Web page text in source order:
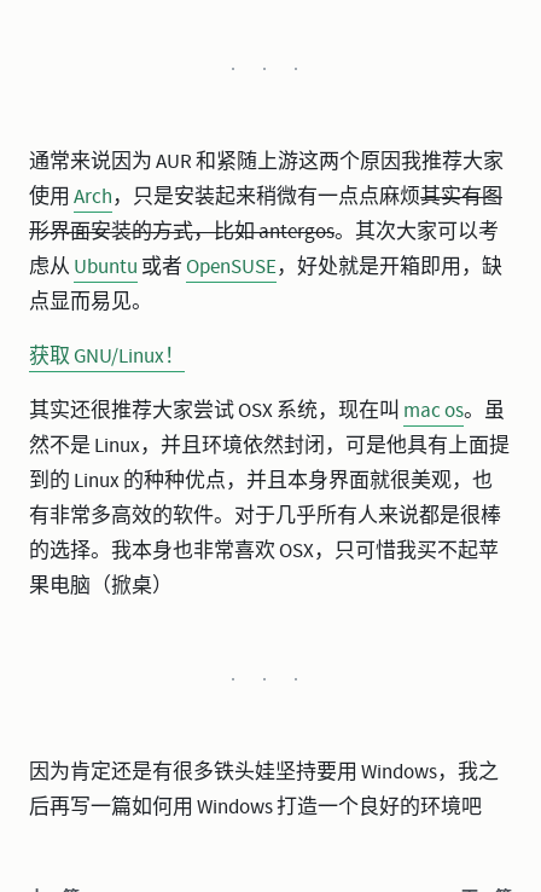
通常来说因为 AUR 和紧随上游这两个原因我推荐大家
使用 Arch，只是安装起来稍微有一点点麻烦其实有图
形界面安装的方式，比如 antergos。其次大家可以考
虑从 Ubuntu 或者OpenSUSE，好处就是开箱即用，缺
点显而易见。
获取 GNU/Linux！
其实还很推荐大家尝试 OSX 系统，现在叫 mac os。虽
然不是 Linux，并且环境依然封闭，可是他具有上面提
到的 Linux 的种种优点，并且本身界面就很美观，也
有非常多高效的软件。对于几乎所有人来说都是很棒
的选择。我本身也非常喜欢 OSX，只可惜我买不起苹
果电脑（掀桌）
因为肯定还是有很多铁头娃坚持要用 Windows，我之
后再写一篇如何用 Windows 打造一个良好的环境吧